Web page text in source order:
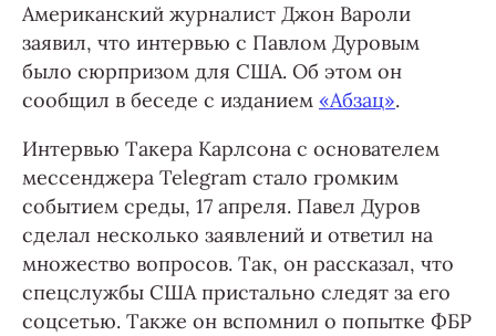
Американский журналист Джон Вароли
заявил, что интервью с Павлом Дуровым
было сюрпризом для США. Об этом он
сообщил в беседе с изданием «Абзац».
Интервью Такера Карлсона с основателем
мессенджера Telegram стало громким
событием среды, 17 апреля. Павел Дуров
сделал несколько заявлений и ответил на
множество вопросов. Так, он рассказал, что
спецслужбы США пристально следят за его
соцсетью. Также он вспомнил о попытке ФБР